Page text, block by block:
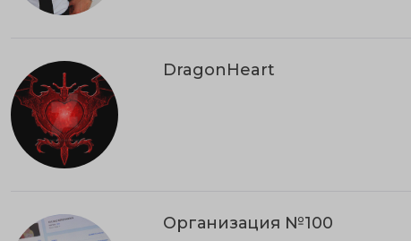
DragonHeart
Организация №100